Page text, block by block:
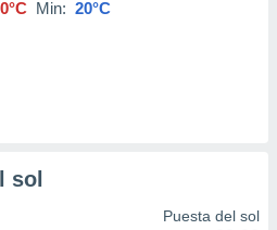
Min: 20°C
sol
Puesta del sol